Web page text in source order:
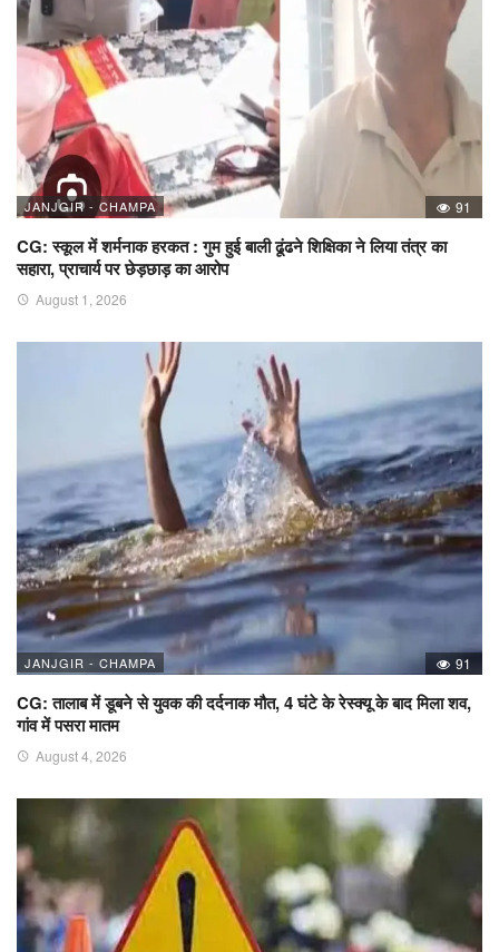
JANJGIR - CHAMPA 91
CG: स्कूल में शर्मनाक हरकत : गुम हुई बाली ढूंढने शिक्षिका ने लिया तंत्र का
सहारा, प्राचार्य पर छेड़छाड़ का आरोप
August 1, 2026
JANJGIR - CHAMPA 91
CG: तालाब में डूबने से युवक की दर्दनाक मौत, 4 घंटे के रेस्क्यू के बाद मिला शव,
गांव में पसरा मातम
August 4, 2026